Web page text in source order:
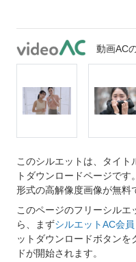
動画AC
このシルエットは、タイト
トダウンロードページで
形式の高解像度画像が無料
このページのフリーシルエ
ら、まずシルエットAC会
ットダウンロードボタン
ドが開始されます。